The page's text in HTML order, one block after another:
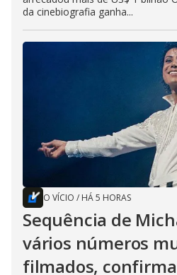
da cinebiografia ganha...
O VÍCIO / HÁ 5 HORAS
Sequência de
vários números
filmados,